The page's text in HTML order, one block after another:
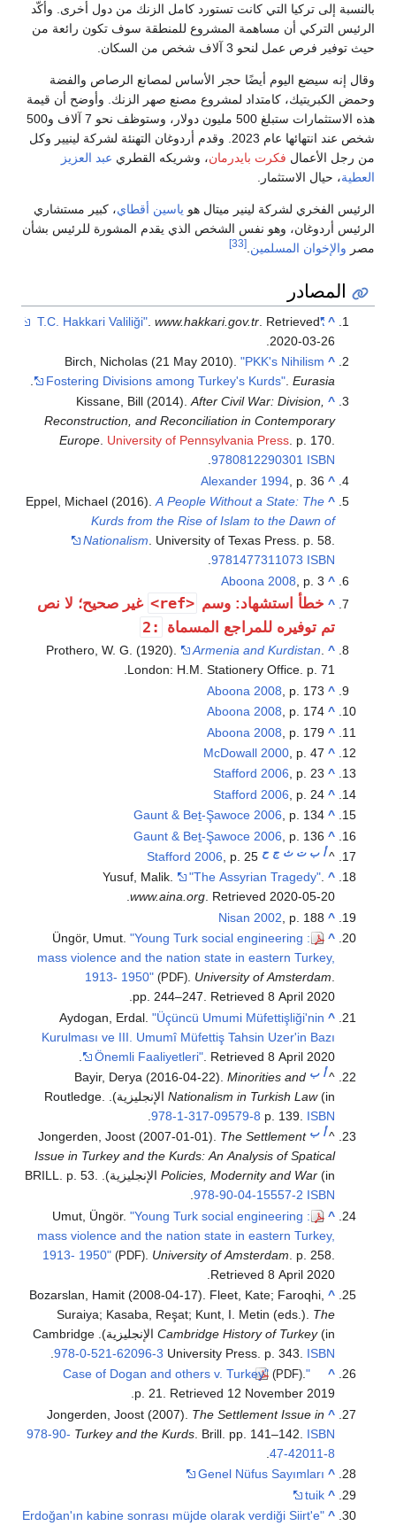
بالنسبة إلى تركيا التي كانت تستورد كامل الزنك من دول أخرى. وأكّد
الرئيس التركي أن مساهمة المشروع للمنطقة سوف تكون رائعة من
حيث توفير فرص عمل لنحو 3 آلاف شخص من السكان.
وقال إنه سيضع اليوم أيضًا حجر الأساس لمصانع الرصاص والفضة
وحمض الكبريتيك، كامتداد لمشروع مصنع صهر الزنك. وأوضح أن قيمة
هذه الاستثمارات ستبلغ 500 مليون دولار، وستوظف نحو 7 آلاف و500
شخص عند انتهائها عام 2023. وقدم أردوغان التهنئة لشركة لينيير وكل
من رجل الأعمال فكرت بايدرمان، وشريكه القطري عبد العزيز
العطية، حيال الاستثمار.
الرئيس الفخري لشركة لينير ميتال هو ياسين أقطاي، كبير مستشاري
الرئيس أردوغان، وهو نفس الشخص الذي يقدم المشورة للرئيس بشأن
مصر والإخوان المسلمين [33]
المصادر
^
"T.C. Hakkari Valiliği"
.www.hakkari.gov.tr . Retrieved
2020-03-26
^
Birch, Nicholas (21 May 2010)."PKK's Nihilism
Fostering Divisions among Turkey's Kurds" .Eurasia
^
Kissane, Bill (2014).After Civil War: Division,
Reconstruction, and Reconciliation in Contemporary
Europe. University of Pennsylvania Press. p. 170.
ISBN
9780812290301
.
^
Alexander 1994 , p. 36
^
Eppel, Michael (2016).A People Without a State: The
Kurds from the Rise of Islam to the Dawn of
Nationalism. University of Texas Press. p. 58.
ISBN
9781477311073
.
^
Aboona 2008 , p. 3
^ خطأ استشهاد: وسم <ref>
غير صحيح؛ لا نص
تم توفيره للمراجع المسماة
:2
^
Prothero, W. G. (1920). Armenia and Kurdistan.
London: H.M. Stationery Office. p. 71.
^
Aboona 2008 , p. 173
^
Aboona 2008, p. 174
^
Aboona 2008 , p. 179
^
McDowall 2000 , p. 47
^
Stafford 2006, p. 23
^
Stafford 2006 , p. 24
^
Gaunt & Beṯ-Şawoce 2006 , p. 134
^
Gaunt & Beṯ-Şawoce 2006 , p. 136
^أ ب ت ث ج ح Stafford 2006 , p. 25
^
Yusuf, Malik. "The Assyrian Tragedy".
www.aina.org. Retrieved2020-05-20
.
^
Nisan 2002 , p. 188
^
Üngör, Umut."Young Turk social engineering :
mass violence and the nation state in eastern Turkey,
1913- 1950" (PDF) University of Amsterdam
pp. 244–247 . Retrieved8 April 2020
^
Aydogan, Erdal."Üçüncü Umumi Müfettişliği'nin
Kurulması ve III. Umumî Müfettiş Tahsin Uzer'in Bazı
Önemli Faaliyetleri" . Retrieved8 April 2020
^أ ب Bayir, Derya (2016-04-22).Minorities and
Nationalism in Turkish Law
(in الإنجليزية). Routledge.
p. 139. ISBN
978-1-317-09579-8
.
^أ ب Jongerden, Joost (2007-01-01). The Settlement
Issue in Turkey and the Kurds: An Analysis of Spatical
Policies, Modernity and War (in الإنجليزية). BRILL. p. 53.
ISBN
978-90-04-15557-2
.
^
Umut, Üngör."Young Turk social engineering :
mass violence and the nation state in eastern Turkey,
1913- 1950" (PDF) University of Amsterdam . p. 258
Retrieved8 April 2020
^
Bozarslan, Hamit (2008-04-17). Fleet, Kate; Faroqhi,
Suraiya; Kasaba, Reşat; Kunt, I. Metin (eds.). The
Cambridge History of Turkey
(in الإنجليزية). Cambridge
University Press. p. 343. ISBN
978-0-521-62096-3
.
^
"Case of Dogan and others v. Turkey"
(PDF).
p. 21. Retrieved 12 November 2019
.
^
Jongerden, Joost (2007). The Settlement Issue in
Turkey and the Kurds . Brill. pp. 141–142. ISBN
978-90-
47-42011-8
.
^
Genel Nüfus Sayımları
^
tuik
^
"Erdoğan'ın kabine sonrası müjde olarak verdiği Siirt'e